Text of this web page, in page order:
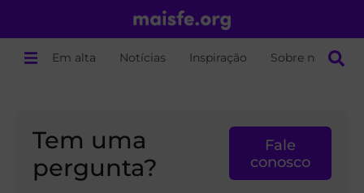
Em alta Notícias Inspiração Sobre nós
Tem uma
pergunta?
Fale
conosco